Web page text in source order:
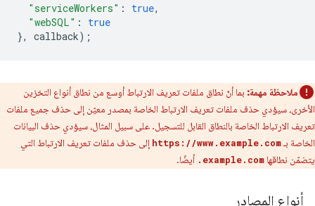
"serviceWorkers" : true,
"webSQL" :
true
},
callback);
ملاحظة مهمة: بما أنّ نطاق ملفات تعريف الارتباط أوسع من نطاق أنواع التخزين
الأخرى، سيؤدي حذف ملفات تعريف الارتباط الخاصة بمصدر معيّن إلى حذف جميع ملفات
تعريف الارتباط الخاصة بالنطاق القابل للتسجيل. على سبيل المثال، سيؤدي حذف البيانات
الخاصة بـhttps://www.example.com إلى حذف ملفات تعريف الارتباط التي
يتضمّن نطاقها .example.com أيضًا.
أنواع المصادر